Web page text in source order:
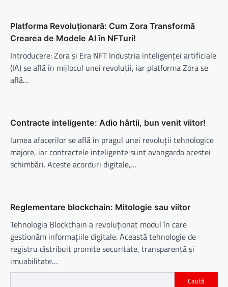
Platforma Revoluționară: Cum Zora Transformă
Crearea de Modele AI în NFTuri!
Introducere: Zora și Era NFT Industria inteligenței artificiale
(IA) se află în mijlocul unei revoluții, iar platforma Zora se
află…
Contracte inteligente: Adio hârtii, bun venit viitor!
lumea afacerilor se află în pragul unei revoluții tehnologice
majore, iar contractele inteligente sunt avangarda acestei
schimbări. Aceste acorduri digitale,…
Reglementare blockchain: Mitologie sau viitor
Tehnologia Blockchain a revoluționat modul în care
gestionăm informațiile digitale. Această tehnologie de
registru distribuit promite securitate, transparență și
imuabilitate…
Caută